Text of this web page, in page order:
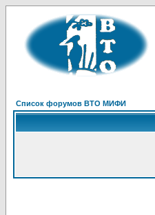
Список форумов ВТО МИФИ